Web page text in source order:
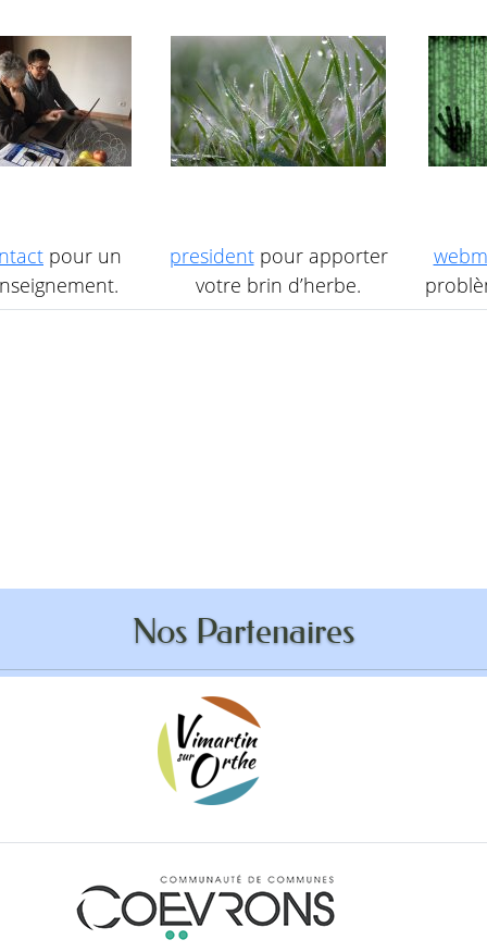
pour un
presidentpour apporter
votre brin d’herbe.
Nos Partenaires